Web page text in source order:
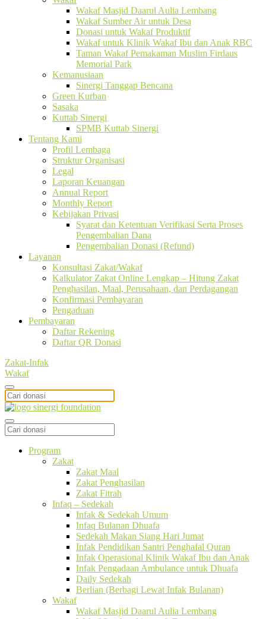
Wakaf Masjid Daarul Aulia Lembang
Wakaf Sumber Air untuk Desa
Donasi untuk Wakaf Produktif
Wakaf untuk Klinik Wakaf Ibu dan Anak RBC
Taman Wakaf Pemakaman Muslim Firdaus
Memorial Park
Kemanusiaan
Sinergi Tanggap Bencana
Green Kurban
Sasaka
Kuttab Sinergi
SPMB Kuttab Sinergi
Tentang Kami
Profil Lembaga
Struktur Organisasi
Legal
Laporan Keuangan
Annual Report
Monthly Report
Kebijakan Privasi
Syarat dan Ketentuan Verifikasi Serta Proses
Pengembalian Dana
Pengembalian Donasi (Refund)
Layanan
Konsultasi Zakat/Wakaf
Kalkulator Zakat Online Lengkap – Hitung Zakat
Penghasilan, Maal, Perusahaan, dan Perdagangan
Konfirmasi Pembayaran
Pengaduan
Pembayaran
Daftar Rekening
Daftar QR Donasi
Zakat-Infak
Wakaf
Program
Zakat
Zakat Maal
Zakat Penghasilan
Zakat Fitrah
Infaq – Sedekah
Infak & Sedekah Umum
Infaq Bulanan Dhuafa
Sedekah Makan Siang Hari Jumat
Infak Pendidikan Santri Penghafal Quran
Infak Operasional Klinik Wakaf Ibu dan Anak
Infak Pengadaan Ambulance untuk Dhuafa
Daily Sedekah
Berlian (Berbagi Lewat Infak Bulanan)
Wakaf
Wakaf Masjid Daarul Aulia Lembang